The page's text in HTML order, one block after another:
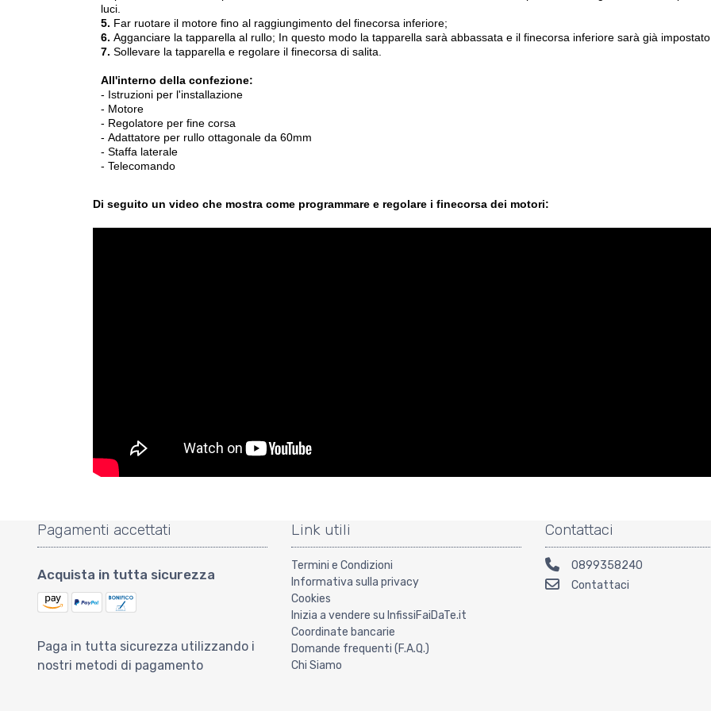
luci.
5. Far ruotare il motore fino al raggiungimento del finecorsa inferiore;
6. Agganciare la tapparella al rullo; In questo modo la tapparella sarà abbassata e il finecorsa inferiore sarà già
7. Sollevare la tapparella e regolare il finecorsa di salita.
All'interno della confezione:
- Istruzioni per l'installazione
- Motore
- Regolatore per fine corsa
- Adattatore per rullo ottagonale da 60mm
- Staffa laterale
- Telecomando
Di seguito un video che mostra come programmare e regolare i finecorsa dei motori:
Pagamenti accettati
Acquista in tutta sicurezza
Paga in tutta sicurezza utilizzando i
nostri metodi di pagamento
Link utili
Termini e Condizioni
Informativa sulla privacy
Cookies
Inizia a vendere su InfissiFaiDaTe.it
Coordinate bancarie
Domande frequenti (F.A.Q.)
Chi Siamo
Contattaci
0899358240
Contattaci